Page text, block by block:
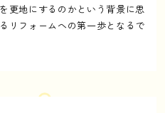
更地にするのかという背景に思
リフォームへの第一歩となるで